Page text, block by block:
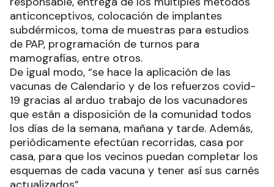
anticonceptivos, colocación de implantes
subdérmicos, toma de muestras para estudios
de PAP, programación de turnos para
mamografías, entre otros.
De igual modo, “se hace la aplicación de las
vacunas de Calendario y de los refuerzos covid-
19 gracias al arduo trabajo de los vacunadores
que están a disposición de la comunidad todos
los días de la semana, mañana y tarde. Además,
periódicamente efectúan recorridas, casa por
casa, para que los vecinos puedan completar los
esquemas de cada vacuna y tener así sus carnés